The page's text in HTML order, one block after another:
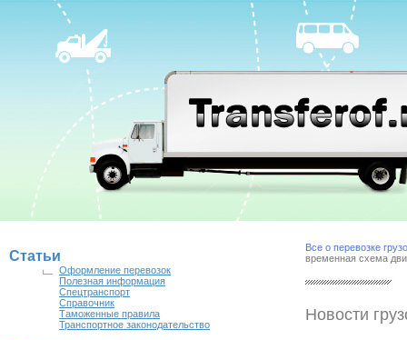
Статьи
Оформление перевозок
Полезная информация
Спецтранспорт
Справочник
Таможенные правила
Транспортное законодательство
Все о перевозке
временная схема
Новости